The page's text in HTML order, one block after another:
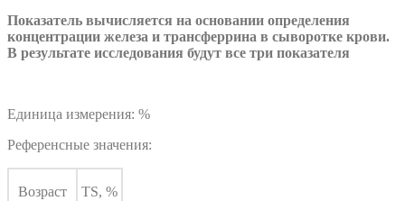
Показатель вычисляется на основании определения
концентрации железа и трансферрина в сыворотке крови.
В результате исследования будут все три показателя
Единица измерения: %
Референсные значения:
Возраст TS, %